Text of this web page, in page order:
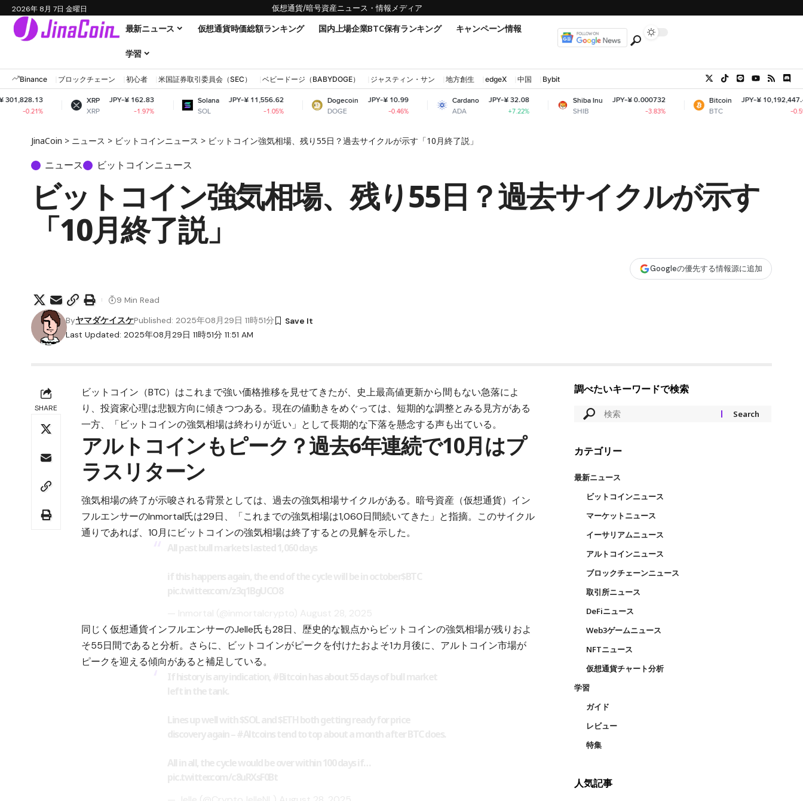
2026年 8月 7日 金曜日 仮想通貨/暗号資産ニュース・情報メディア
最新ニュース 仮想通貨時価総額ランキング 国内上場企業BTC保有ランキング キャンペーン情報
学習
Binance ブロックチェーン 初心者 米国証券取引委員会（SEC） ベビードージ（BABYDOGE） ジャスティン・サン 地方創生 edgeX 中国 Bybit
XRP
XRP
JPY-¥ 162.83
-1.97%
Solana
SOL
JPY-¥ 11,556.62
Dogecoin
DOGE
JPY-¥ 10.99
-0.46%
Cardano
ADA
JPY-¥ 32.08
+7.22%
Shiba Inu
SHIB
JPY-¥ 0.000732
Bitcoin
BTC
JPY-¥ 10,192,447.43
JinaCoin > ニュース > ビットコインニュース > ビットコイン強気相場、残り55日？過去サイクルが示す「10月終了説」
ニュース ビットコインニュース
ビットコイン強気相場、残り55日？過去サイクルが示す
「10月終了説」
Googleの優先する情報源に追加
Last Updated: 2025年08月29日 11時51分 11:51 AM
ByヤマダケイスケPublished: 2025年08月29日 11時51分
9 Min Read
SHARE
ビットコイン（BTC） はこれまで強い価格推移を見せてきたが、史上最高値更新から間もない急落によ
り、投資家心理は悲観方向に傾きつつある。現在の値動きをめぐっては、短期的な調整とみる見方がある
一方、「ビットコインの強気相場は終わりが近い」として長期的な下落を懸念する声も出ている。
アルトコインもピーク？過去6年連続で10月はプ
ラスリターン
強気相場の終了が示唆される背景としては、過去の強気相場サイクルがある。暗号資産（仮想通貨）イン
フルエンサーのInmortal氏は29日、「これまでの強気相場は1,060日間続いてきた」と指摘。このサイクル
通りであれば、10月にビットコインの強気相場は終了するとの見解を示した。
同じく仮想通貨インフルエンサーのJelle氏も28日、歴史的な観点からビットコインの強気相場が残りおよ
そ55日間であると分析。さらに、ビットコインがピークを付けたおよそ1カ月後に、アルトコイン市場が
ピークを迎える傾向があると補足している。
調べたいキーワードで検索
カテゴリー
最新ニュース
ビットコインニュース
マーケットニュース
イーサリアムニュース
アルトコインニュース
ブロックチェーンニュース
取引所ニュース
DeFiニュース
Web3ゲームニュース
NFTニュース
仮想通貨チャート分析
学習
ガイド
レビュー
特集
人気記事